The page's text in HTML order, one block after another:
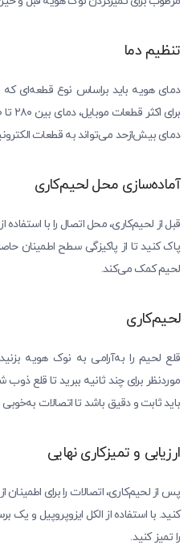
تنظیم دما
دمای هویه باید براساس نوع قطعه‌ای
دمای بیش‌ازحد می‌تواند به قطعات
آماده‌سازی محل لحیم‌کاری
قبل از لحیم‌کاری، محل اتصال را با استفاده
پاک کنید تا از پاکیزگی سطح اطمینان
لحیم کمک می‌کند.
لحیم‌کاری
قلع لحیم را به‌آرامی به نوک هویه
موردنظر برای چند ثانیه ببرید تا قلع
باید ثابت و دقیق باشد تا اتصالات
ارزیابی و تمیزکاری نهایی
پس از لحیم‌کاری، اتصالات را برای
کنید. با استفاده از الکل ایزوپروپیل و یک
را تمیز کنید.